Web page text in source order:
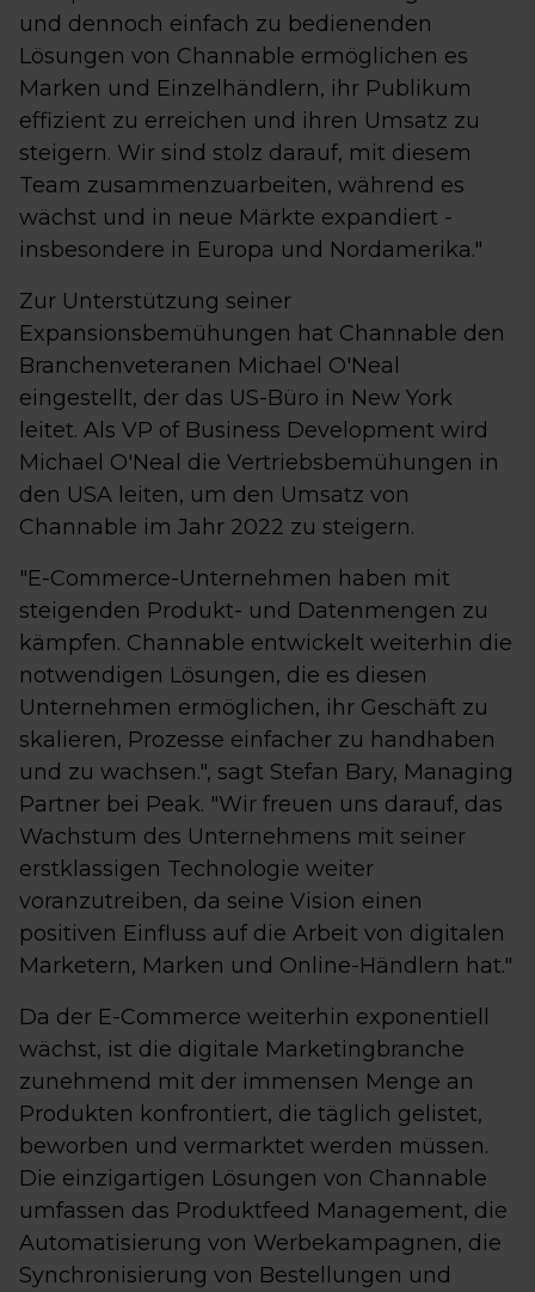
und dennoch einfach zu bedienenden
Lösungen von Channable ermöglichen es
Marken und Einzelhändlern, ihr Publikum
effizient zu erreichen und ihren Umsatz zu
steigern. Wir sind stolz darauf, mit diesem
Team zusammenzuarbeiten, während es
wächst und in neue Märkte expandiert -
insbesondere in Europa und Nordamerika."
Zur Unterstützung seiner
Expansionsbemühungen hat Channable den
Branchenveteranen Michael O'Neal
eingestellt, der das US-Büro in New York
leitet. Als VP of Business Development wird
Michael O'Neal die Vertriebsbemühungen in
den USA leiten, um den Umsatz von
Channable im Jahr 2022 zu steigern.
"E-Commerce-Unternehmen haben mit
steigenden Produkt- und Datenmengen zu
kämpfen. Channable entwickelt weiterhin die
notwendigen Lösungen, die es diesen
Unternehmen ermöglichen, ihr Geschäft zu
skalieren, Prozesse einfacher zu handhaben
und zu wachsen.", sagt Stefan Bary, Managing
Partner bei Peak. "Wir freuen uns darauf, das
Wachstum des Unternehmens mit seiner
erstklassigen Technologie weiter
voranzutreiben, da seine Vision einen
positiven Einfluss auf die Arbeit von digitalen
Marketern, Marken und Online-Händlern hat."
Da der E-Commerce weiterhin exponentiell
wächst, ist die digitale Marketingbranche
zunehmend mit der immensen Menge an
Produkten konfrontiert, die täglich gelistet,
beworben und vermarktet werden müssen.
Die einzigartigen Lösungen von Channable
umfassen das Produktfeed Management, die
Automatisierung von Werbekampagnen, die
Synchronisierung von Bestellungen und